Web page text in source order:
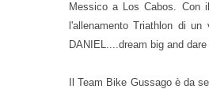
Messico a Los Cabos. Con
l'allenamento Triathlon di
DANIEL....dream big and
Il Team Bike Gussago è da